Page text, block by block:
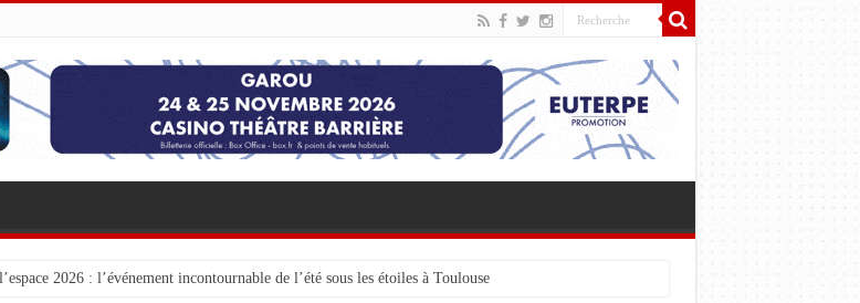
2026 : l’événement incontournable de l’été sous les étoiles à Toulouse